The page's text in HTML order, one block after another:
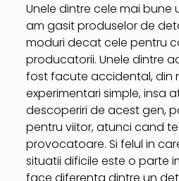
Unele dintre cele mai bune
am gasit produselor de
moduri decat cele pentru
producatorii. Unele dintre
fost facute accidental, din
experimentari simple, insa
descoperiri de acest gen,
pentru viitor, atunci cand
provocatoare. Si felul in
situatii dificile este o parte